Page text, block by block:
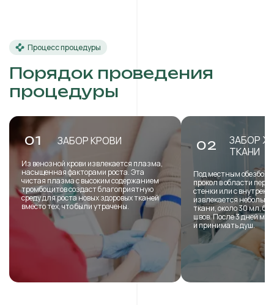
Процесс процедуры
Порядок проведения
процедуры
01 ЗАБОР КРОВИ
Из венозной крови извлекается плазма,
насыщенная факторами роста. Эта
чистая плазма с высоким содержанием
тромбоцитов создаст благоприятную
среду для роста новых здоровых тканей
вместо тех, что были утрачены.
02
ЗАБОР
ТКАНИ
Под местным
прокол в области
стенки или с
извлекается
ткани, около 30 мл,
швов. После 3 дней
и принимать душ.